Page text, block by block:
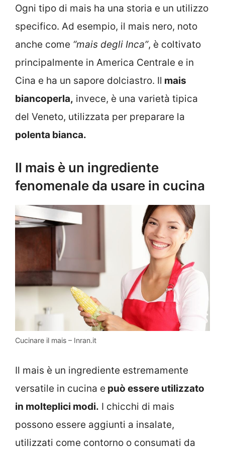
Ogni tipo di mais ha una storia e un utilizzo
specifico. Ad esempio, il mais nero, noto
anche come “mais degli Inca”, è coltivato
principalmente in America Centrale e in
Cina e ha un sapore dolciastro. Il mais
biancoperla, invece, è una varietà tipica
del Veneto, utilizzata per preparare la
polenta bianca.
Il mais è un ingrediente
fenomenale da usare in cucina
Cucinare il mais – Inran.it
Il mais è un ingrediente estremamente
versatile in cucina e può essere utilizzato
in molteplici modi. I chicchi di mais
possono essere aggiunti a insalate,
utilizzati come contorno o consumati da